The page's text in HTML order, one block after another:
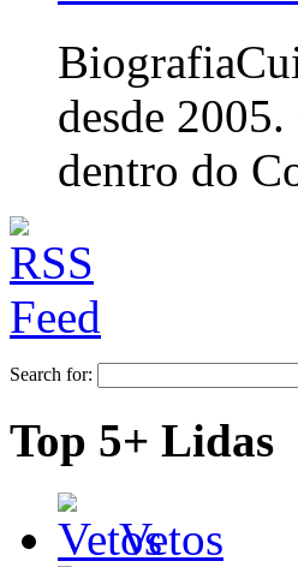
Biografia
desde
dentro do
Search for:
Top 5+ Lidas
Vetos